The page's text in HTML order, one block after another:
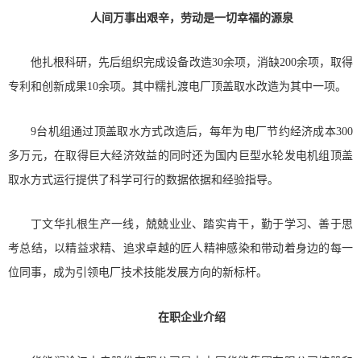
人间万事出艰辛，劳动是一切幸福的源泉
他扎根科研，先后组织完成设备改造30余项，消缺200余项，取得
专利和创新成果10余项。其中糯扎渡电厂顶盖取水改造为其中一项。
9台机组通过顶盖取水方式改造后，每年为电厂节约经济成本300
多万元，在取得巨大经济效益的同时还为国内巨型水轮发电机组顶盖
取水方式运行提供了科学可行的数据依据和经验指导。
丁文华扎根生产一线，兢兢业业、踏实肯干，勤于学习、善于思
考总结，以精益求精、追求卓越的匠人精神感染和带动着身边的每一
位同事，成为引领电厂技术技能发展方向的新标杆。
在职企业介绍